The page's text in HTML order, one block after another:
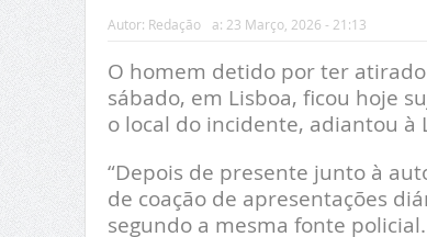
Autor: Redação a: 23 Março, 2026 - 21:13
O homem detido por ter atirado
sábado, em Lisboa, ficou hoje
o local do incidente, adiantou à
“Depois de presente junto à
de coação de apresentações
segundo a mesma fonte policial.